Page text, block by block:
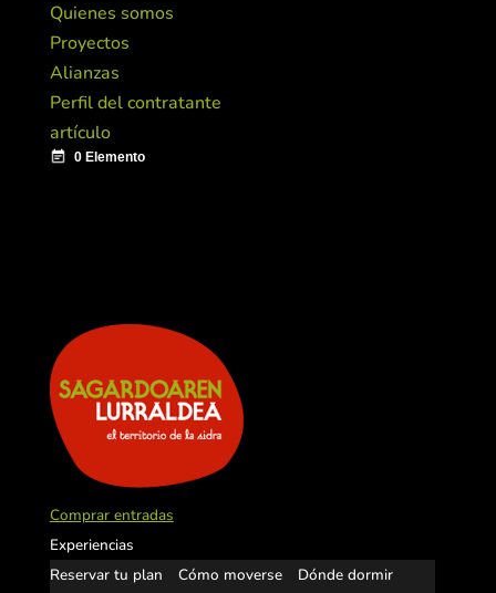
Quienes somos
Proyectos
Alianzas
Perfil del contratante
artículo
Comprar entradas
Experiencias
Reservar tu plan
Cómo moverse
Dónde dormir